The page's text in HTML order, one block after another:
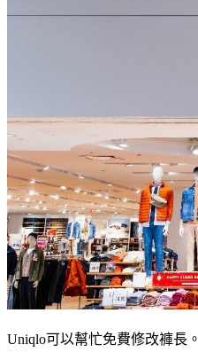
Uniqlo可以幫忙免費修改褲長